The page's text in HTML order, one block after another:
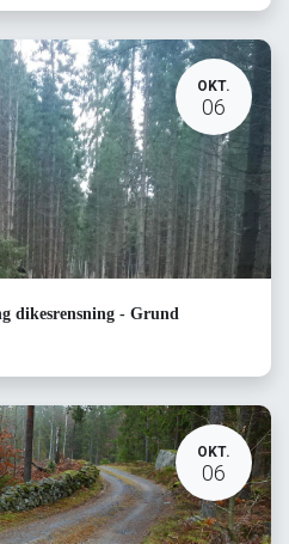
OKT.
06
dikesrensning - Grund
OKT.
06